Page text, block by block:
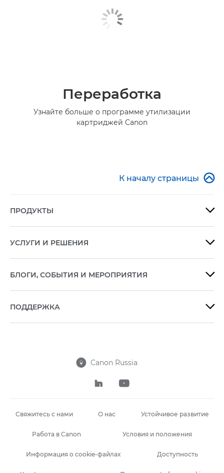
Переработка
Узнайте больше о программе утилизации
картриджей Canon
К началу страницы 
ПРОДУКТЫ 
УСЛУГИ И РЕШЕНИЯ 
БЛОГИ, СОБЫТИЯ И МЕРОПРИЯТИЯ 
ПОДДЕРЖКА 
 Canon Russia
 
Свяжитесь с нами О нас Устойчивое развитие
Работа в Canon Условия и положения
Информация о cookie-файлах Доступность